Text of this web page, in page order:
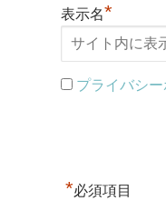
表示名*
プライバシ
*必須項目